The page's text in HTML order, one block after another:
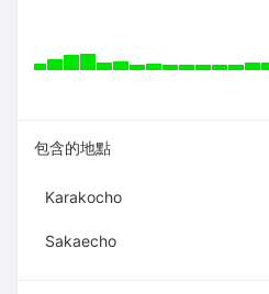
包含的地點
Karakocho
Sakaecho